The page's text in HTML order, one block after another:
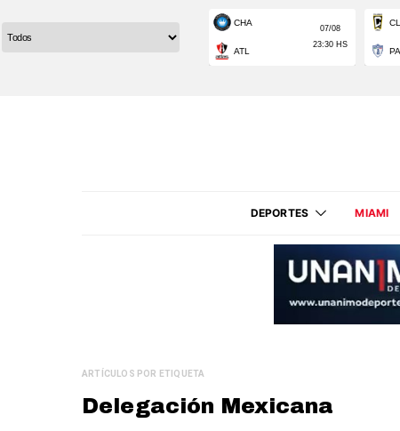
DEPORTES MIAMI
ARTÍCULOS POR ETIQUETA
Delegación Mexicana